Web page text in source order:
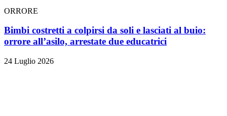
ORRORE
Bimbi costretti a colpirsi da soli e lasciati al buio:
orrore all’asilo, arrestate due educatrici
24 Luglio 2026